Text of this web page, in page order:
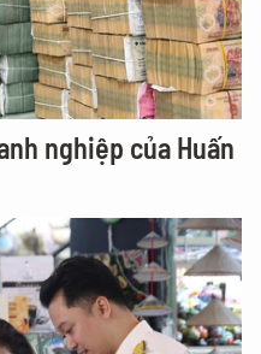
nghiệp của Huấn